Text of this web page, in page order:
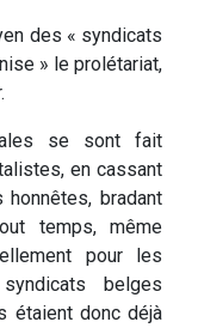
des « syndicats
» le prolétariat,
se sont fait
en cassant
bradant
temps, même
pour les
belges
étaient donc déjà